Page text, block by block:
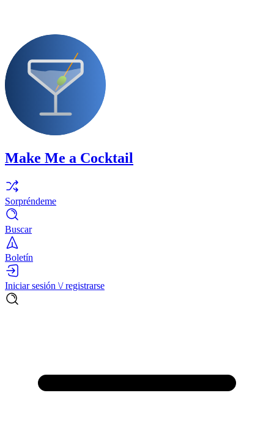
Make Me a Cocktail
Sorpréndeme
Buscar
Boletín
Iniciar sesión \/ registrarse